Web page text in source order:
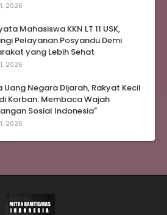
2026
Mahasiswa KKN LT 11 USK,
Pelayanan Posyandu Demi
yang Lebih Sehat
2026
Uang Negara Dijarah, Rakyat Kecil
Korban: Membaca Wajah
Sosial Indonesia"
2026